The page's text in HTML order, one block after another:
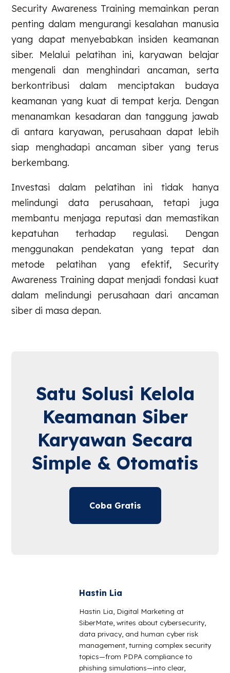
Security Awareness Training memainkan peran
penting dalam mengurangi kesalahan manusia
yang dapat menyebabkan insiden keamanan
siber. Melalui pelatihan ini, karyawan belajar
mengenali dan menghindari ancaman, serta
berkontribusi dalam menciptakan budaya
keamanan yang kuat di tempat kerja. Dengan
menanamkan kesadaran dan tanggung jawab
di antara karyawan, perusahaan dapat lebih
siap menghadapi ancaman siber yang terus
berkembang.
Investasi dalam pelatihan ini tidak hanya
melindungi data perusahaan, tetapi juga
membantu menjaga reputasi dan memastikan
kepatuhan terhadap regulasi. Dengan
menggunakan pendekatan yang tepat dan
metode pelatihan yang efektif, Security
Awareness Training dapat menjadi fondasi kuat
dalam melindungi perusahaan dari ancaman
siber di masa depan.
Satu Solusi Kelola
Keamanan Siber
Karyawan Secara
Simple & Otomatis
Coba Gratis
Hastin Lia
Hastin Lia, Digital Marketing at
SiberMate, writes about cybersecurity,
data privacy, and human cyber risk
management, turning complex security
topics—from PDPA compliance to
phishing simulations—into clear,